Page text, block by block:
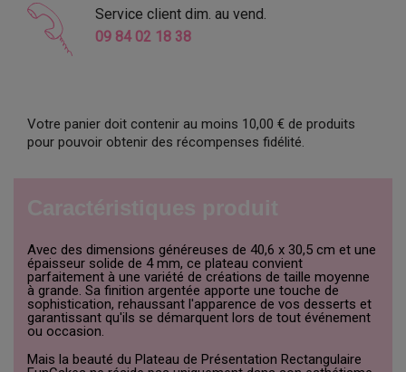
Service client dim. au vend.
09 84 02 18 38
Votre panier doit contenir au moins 10,00 € de produits
pour pouvoir obtenir des récompenses fidélité.
Avec des dimensions généreuses de 40,6 x 30,5 cm et une
épaisseur solide de 4 mm, ce plateau convient
parfaitement à une variété de créations de taille moyenne
à grande. Sa finition argentée apporte une touche de
sophistication, rehaussant l'apparence de vos desserts et
garantissant qu'ils se démarquent lors de tout événement
ou occasion.
Mais la beauté du Plateau de Présentation Rectangulaire